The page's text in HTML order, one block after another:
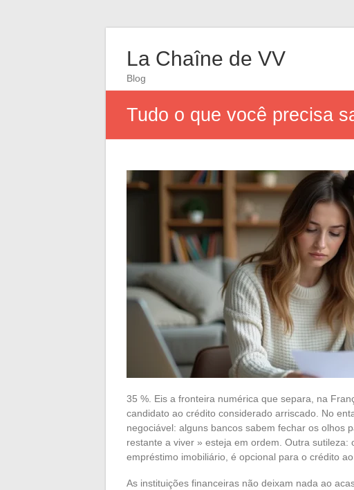
La Chaîne de VV
Blog
Tudo o que você precisa
35 %. Eis a fronteira numérica que separa, na
candidato ao crédito considerado arriscado. No
negociável: alguns bancos sabem fechar os olhos
restante a viver » esteja em ordem. Outra
empréstimo imobiliário, é opcional para o crédito ao
As instituições financeiras não deixam nada ao